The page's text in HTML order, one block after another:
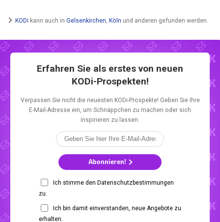
KODi kann auch in Gelsenkirchen Köln und anderen gefunden werden.
Erfahren Sie als erstes von neuen
KODi-Prospekten!
Verpassen Sie nicht die neuesten KODi-Prospekte! Geben Sie Ihre
E-Mail-Adresse ein, um Schnäppchen zu machen oder sich
inspirieren zu lassen.
Abonnieren!
Ich stimme den Datenschutzbestimmungen
zu.
Ich bin damit einverstanden, neue Angebote zu
erhalten.